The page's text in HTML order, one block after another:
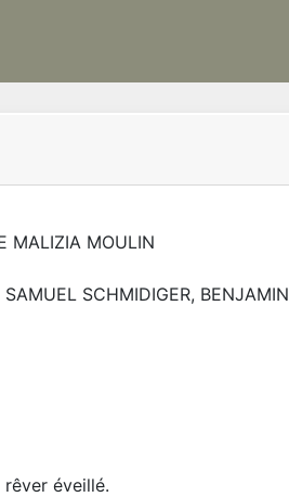
MALIZIA MOULIN
SCHMIDIGER, BENJAMIN
éveillé.